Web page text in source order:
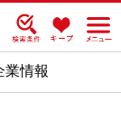
業情報